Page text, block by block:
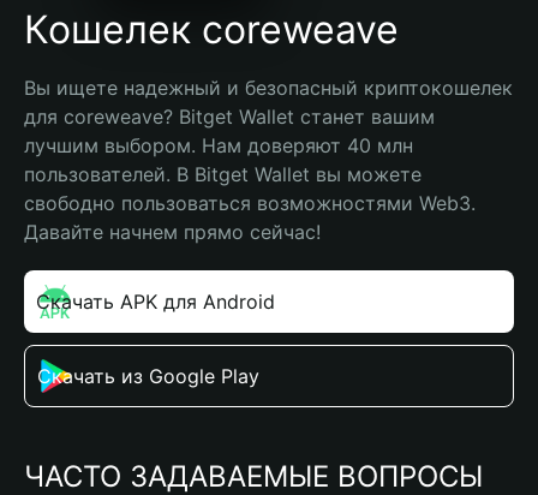
Кошелек coreweave
Вы ищете надежный и безопасный криптокошелек
для coreweave? Bitget Wallet станет вашим
лучшим выбором. Нам доверяют 40 млн
пользователей. В Bitget Wallet вы можете
свободно пользоваться возможностями Web3.
Давайте начнем прямо сейчас!
Скачать APK для Android
Скачать из Google Play
ЧАСТО ЗАДАВАЕМЫЕ ВОПРОСЫ